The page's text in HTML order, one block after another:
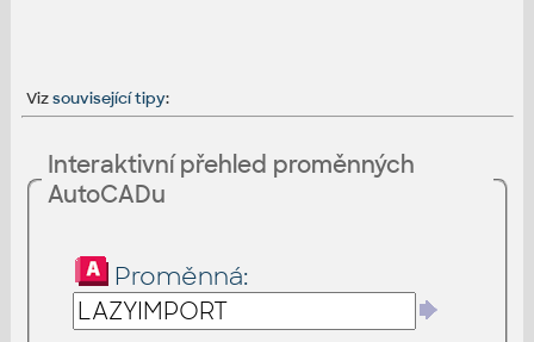
Vizsouvisející tipy:
Interaktivní přehled proměnných
AutoCADu
Proměnná: